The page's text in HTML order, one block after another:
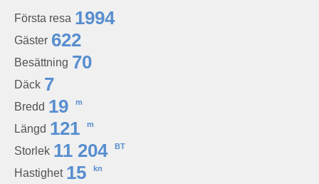
Första resa 1994
Gäster 622
Besättning 70
Däck 7
Bredd 19 m
Längd 121 m
Storlek 11 204 BT
Hastighet 15 kn